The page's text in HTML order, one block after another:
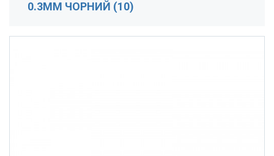
0.3ММ ЧОРНИЙ (10)